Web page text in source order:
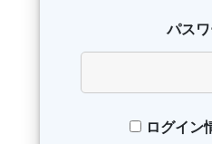
パス
ログイン